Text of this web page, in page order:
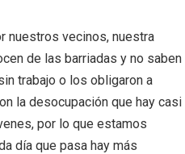
nuestros vecinos, nuestra
de las barriadas y no saben
trabajo o los obligaron a
la desocupación que hay casi
por lo que estamos
día que pasa hay más